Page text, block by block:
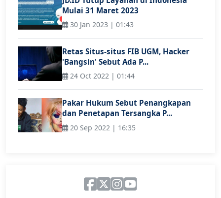
Mulai 31 Maret 2023
30 Jan 2023 | 01:43
Retas Situs-situs FIB UGM, Hacker
'Bangsin' Sebut Ada P...
24 Oct 2022 | 01:44
Pakar Hukum Sebut Penangkapan
dan Penetapan Tersangka P...
20 Sep 2022 | 16:35